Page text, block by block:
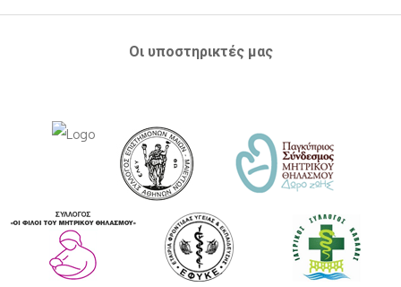
Οι υποστηρικτές μας